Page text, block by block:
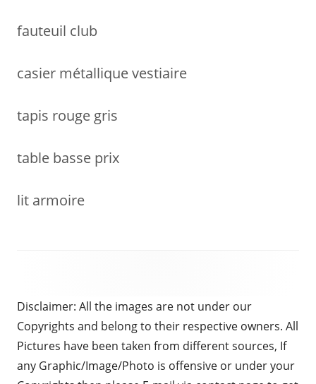
fauteuil club
casier métallique vestiaire
tapis rouge gris
table basse prix
lit armoire
Disclaimer: All the images are not under our
Copyrights and belong to their respective owners. All
Pictures have been taken from different sources, If
any Graphic/Image/Photo is offensive or under your